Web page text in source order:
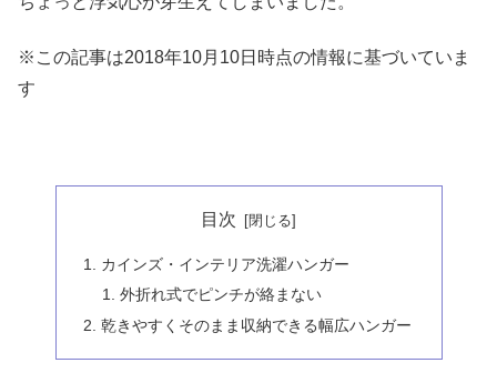
※この記事は2018年10月10日時点の情報に基づいていま
す
目次
カインズ・インテリア洗濯ハンガー
外折れ式でピンチが絡まない
乾きやすくそのまま収納できる幅広ハンガー